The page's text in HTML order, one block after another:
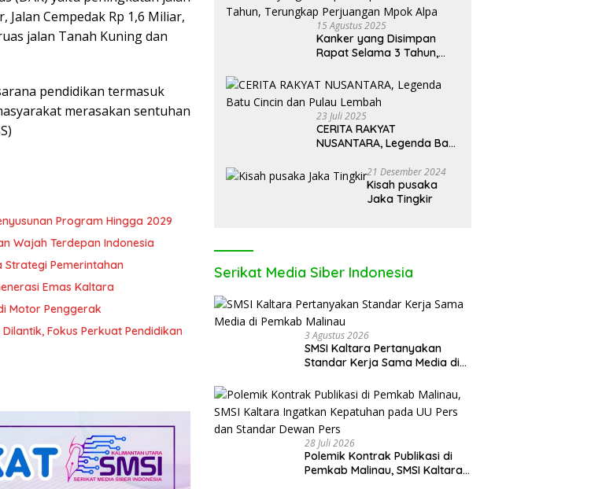
Jalan Cempedak Rp 1,6 Miliar,
jalan Tanah Kuning dan
pendidikan termasuk
merasakan sentuhan
Program Hingga 2029
Wajah Terdepan Indonesia
Strategi Pemerintahan
Emas Kaltara
Motor Penggerak
Fokus Perkuat Pendidikan
15 Agustus 2025
Kanker yang Disimpan
Rapat Selama 3 Tahun,
Mpok Alpa
23 Juli 2025
CERITA RAKYAT
NUSANTARA, Legenda Batu
21 Desember 2024
Kisah pusaka
Jaka Tingkir
Serikat Media Siber Indonesia
3 Agustus 2026
SMSI Kaltara Pertanyakan
Standar Kerja Sama Media di
28 Juli 2026
Polemik Kontrak Publikasi di
Pemkab Malinau, SMSI Kaltara